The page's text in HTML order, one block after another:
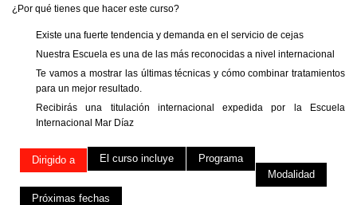
¿Por qué tienes que hacer este curso?
Existe una fuerte tendencia y demanda en el servicio de cejas
Nuestra Escuela es una de las más reconocidas a nivel internacional
Te vamos a mostrar las últimas técnicas y cómo combinar tratamientos
para un mejor resultado.
Recibirás una titulación internacional expedida por la Escuela
Internacional Mar Díaz
Dirigido a El curso incluye
Programa
Modalidad
Próximas fechas